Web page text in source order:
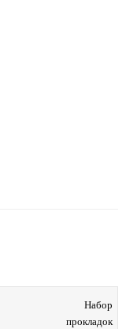
Набор
прокладок